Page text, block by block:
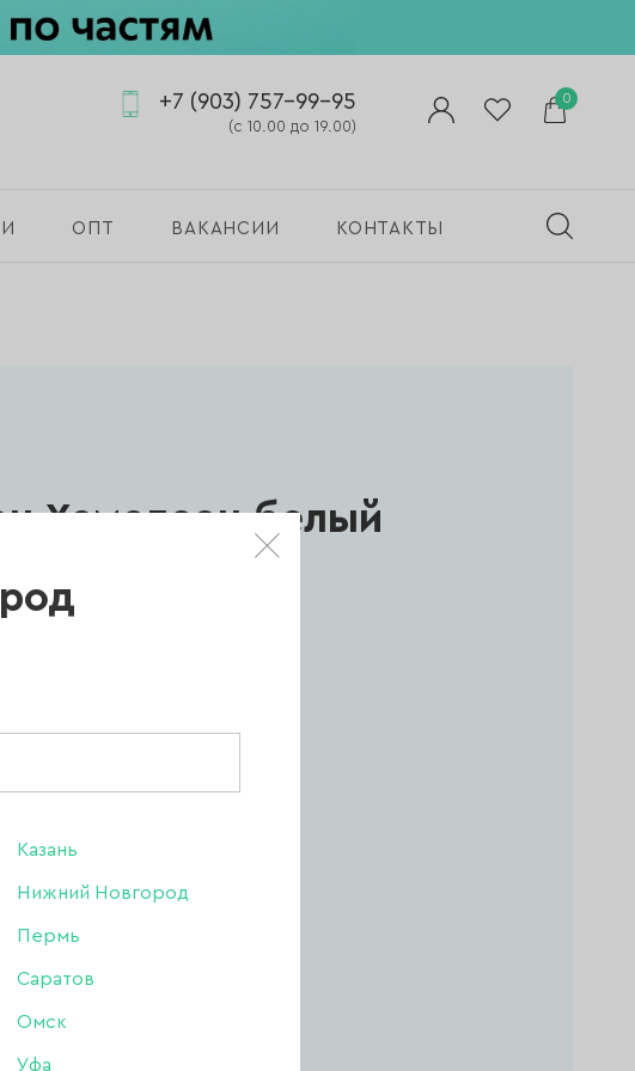
Казань
Нижний Новгород
Пермь
Саратов
Омск
Уфа
+7 (903) 757-99-95
(с 10.00 до 19.00)
0
ОПТ ВАКАНСИИ КОНТАКТЫ
Хамелеон белый
белый